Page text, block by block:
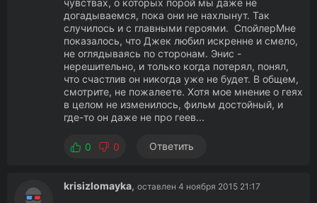
чувствах, о которых порой мы даже не
догадываемся, пока они не нахлынут. Так
случилось и с главными героями. СпойлерМне
показалось, что Джек любил искренне и смело,
не оглядываясь по сторонам. Энис -
нерешительно, и только когда потерял, понял,
что счастлив он никогда уже не будет. В общем,
смотрите, не пожалеете. Хотя мое мнение о геях
в целом не изменилось, фильм достойный, и
где-то он даже не про геев...
0 0 Ответить
krisizlomayka, оставлен 4 ноября 2015 21:17